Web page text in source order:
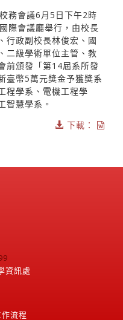
務會議6月5日下午2時
際會議廳舉行，由校長
行政副校長林俊宏、國
二級學術單位主管、教
前頒發「第14屆系所發
臺幣5萬元獎金予獲獎系
程學系、電機工程學
智慧學系。
下載：
資訊處
作流程